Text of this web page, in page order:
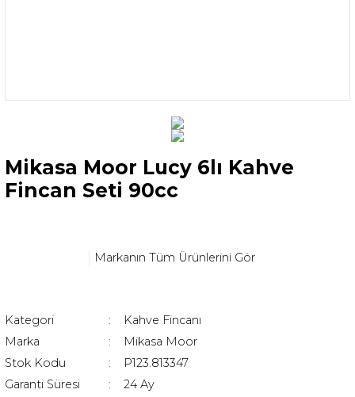
Mikasa Moor Lucy 6lı Kahve
Fincan Seti 90cc
Markanın Tüm Ürünlerini Gör
Kategori
Kahve Fincanı
Marka
Mikasa Moor
Stok Kodu
P123.813347
Garanti Süresi
24 Ay